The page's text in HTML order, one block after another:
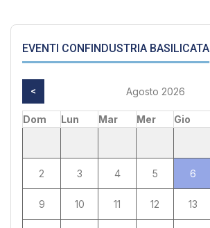
EVENTI CONFINDUSTRIA BASILICATA
< Agosto 2026
Dom Lun Mar Mer Gio
2 3 4 5 6
9 10 11 12 13